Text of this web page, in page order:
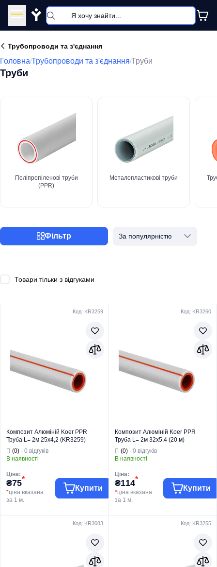
Y
Трубопроводи та з'єднання
Головна/Трубопроводи та з'єднання/Труби
Труби
Поліпропіленові труби
(PPR)
Металопластикові труби
Фільтр За популярністю
Товари тільки з відгуками
Код: KR3259
Композит Алюміній Koer PPR
Труба L= 2м 25х4,2 (KR3259)
(0) · 0 відгуків
В наявності
Ціна:
₴75*
*ціна вказана
за 1 м.
Купити
Труби та фітинги
Труба
Код: KR3260
Композит Алюміній Koer PPR
Труба L= 2м 32х5,4 (20 м)
(KR3260)
(0)· 0 відгуків
В наявності
Ціна:
₴114*
*ціна вказана
за 1 м.
Купити
Труби та фітинги
Труба
Код: KR3083 Код: KR3255